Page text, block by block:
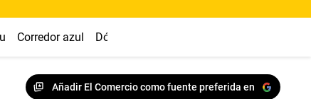
Corredor azul Dólar
Añadir El Comercio como fuente preferida en